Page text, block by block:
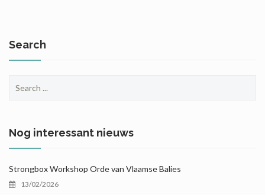
Search
for:
Nog interessant nieuws
Strongbox Workshop Orde van Vlaamse Balies
13/02/2026